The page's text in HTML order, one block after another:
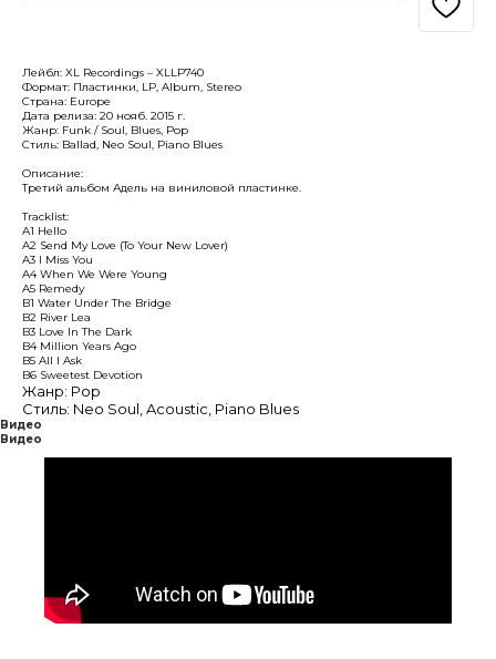
Лейбл: XL Recordings – XLLP740
Формат: Пластинки, LP, Album, Stereo
Страна: Europe
Дата релиза: 20 нояб. 2015 г.
Жанр: Funk / Soul, Blues, Pop
Стиль: Ballad, Neo Soul, Piano Blues
Описание:
Третий альбом Адель на виниловой пластинке.
Tracklist:
A1 Hello
A2 Send My Love (To Your New Lover)
A3 I Miss You
A4 When We Were Young
A5 Remedy
B1 Water Under The Bridge
B2 River Lea
B3 Love In The Dark
B4 Million Years Ago
B5 All I Ask
B6 Sweetest Devotion
Жанр: Pop
Стиль: Neo Soul, Acoustic, Piano Blues
Видео
Видео